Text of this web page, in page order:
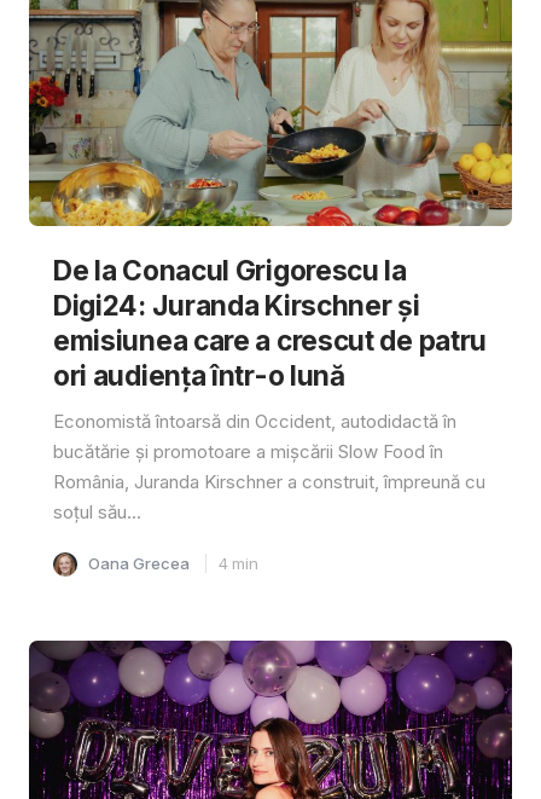
De la Conacul Grigorescu la
Digi24: Juranda Kirschner și
emisiunea care a crescut de patru
ori audiența într-o lună
Economistă întoarsă din Occident, autodidactă în
bucătărie și promotoare a mișcării Slow Food în
România, Juranda Kirschner a construit, împreună cu
soțul său...
Oana Grecea 4 min